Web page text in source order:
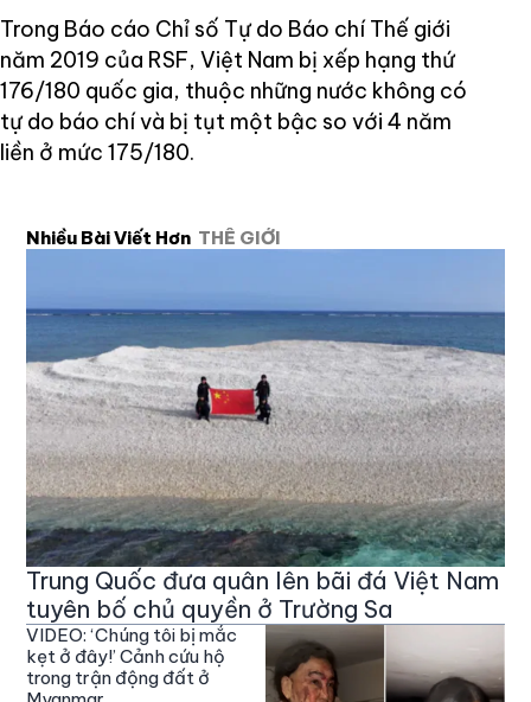
Trong Báo cáo Chỉ số Tự do Báo chí Thế giới
năm 2019 của RSF, Việt Nam bị xếp hạng thứ
176/180 quốc gia, thuộc những nước không có
tự do báo chí và bị tụt một bậc so với 4 năm
liền ở mức 175/180.
Nhiều Bài Viết Hơn THẾ GIỚI
Trung Quốc đưa quân lên bãi đá Việt Nam
tuyên bố chủ quyền ở Trường Sa
VIDEO: ‘Chúng tôi bị mắc
kẹt ở đây!’ Cảnh cứu hộ
trong trận động đất ở